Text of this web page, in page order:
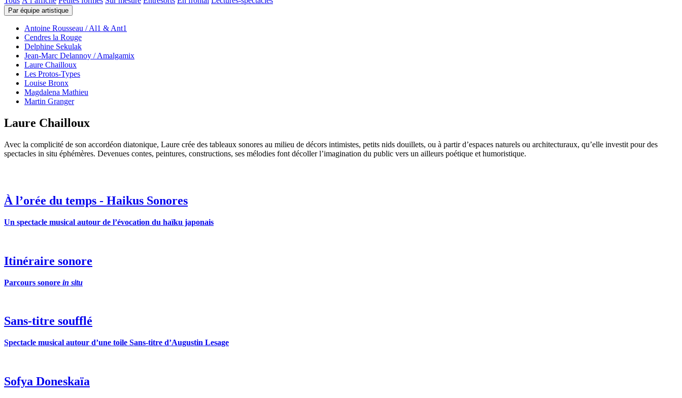
Par équipe artistique
Antoine Rousseau / Al1 & Ant1
Cendres la Rouge
Delphine Sekulak
Jean-Marc Delannoy / Amalgamix
Laure Chailloux
Les Protos-Types
Louise Bronx
Magdalena Mathieu
Martin Granger
Laure Chailloux
Avec la complicité de son accordéon diatonique, Laure crée des tableaux sonores au milieu de décors intimistes, petits nids douillets, ou à partir d’espaces naturels ou architecturaux, qu’elle investit pour des
spectacles in situ éphémères. Devenues contes, peintures, constructions, ses mélodies font décoller l’imagination du public vers un ailleurs poétique et humoristique.
À l’orée du temps - Haikus Sonores
Un spectacle musical autour de l’évocation du haïku japonais
Itinéraire sonore
Parcours sonore in situ
Sans-titre soufflé
Spectacle musical autour d’une toile Sans-titre d’Augustin Lesage
Sofya Doneskaïa